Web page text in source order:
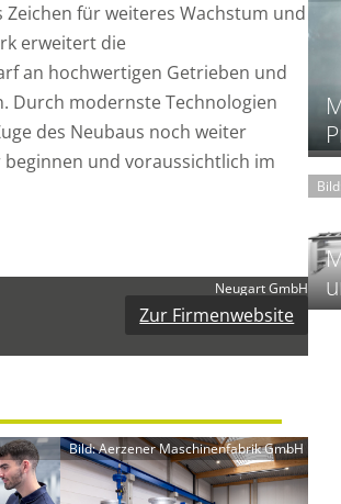
für weiteres Wachstum und
erweitert die
an hochwertigen Getrieben und
Durch modernste Technologien
des Neubaus noch weiter
und voraussichtlich im
Neugart GmbH
Zur Firmenwebsite
Bild: Aerzener Maschinenfabrik GmbH